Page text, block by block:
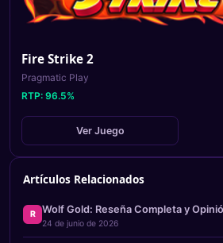
Fire Strike 2
Pragmatic Play
RTP: 96.5%
Ver Juego
Artículos Relacionados
R Wolf Gold: Reseña Completa y
24 de junio de 2026